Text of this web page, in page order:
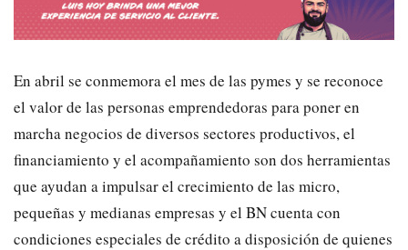
En abril se conmemora el mes de las pymes y se reconoce
el valor de las personas emprendedoras para poner en
marcha negocios de diversos sectores productivos, el
financiamiento y el acompañamiento son dos herramientas
que ayudan a impulsar el crecimiento de las micro,
pequeñas y medianas empresas y el BN cuenta con
condiciones especiales de crédito a disposición de quienes